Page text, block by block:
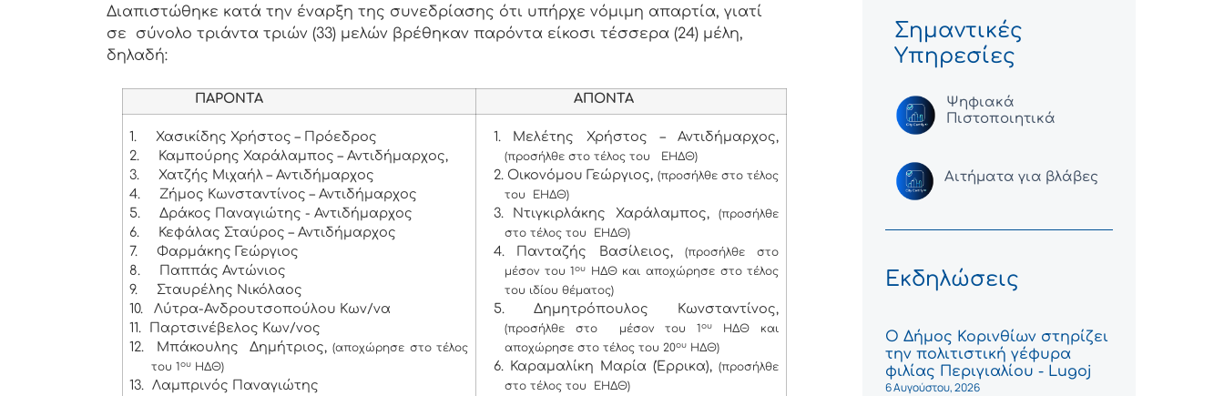
Διαπιστώθηκε κατά την έναρξη της συνεδρίασης ότι υπήρχε νόμιμη απαρτία, γιατί
σε σύνολο τριάντα τριών (33) μελών βρέθηκαν παρόντα είκοσι τέσσερα (24) μέλη,
δηλαδή:
ΠΑΡΟΝΤΑ ΑΠΟΝΤΑ
1.
Χασικίδης Χρήστος – Πρόεδρος
2.
Καμπούρης Χαράλαμπος – Αντιδήμαρχος,
3.
Χατζής Μιχαήλ – Αντιδήμαρχος
4.
Ζήμος Κωνσταντίνος – Αντιδήμαρχος
5.
Δράκος Παναγιώτης - Αντιδήμαρχος
6.
Κεφάλας Σταύρος – Αντιδήμαρχος
7.
Φαρμάκης Γεώργιος
8.
Παππάς Αντώνιος
9.
Σταυρέλης Νικόλαος
10.
Λύτρα-Ανδρουτσοπούλου Κων/να
11.
Παρτσινέβελος Κων/νος
12.
Μπάκουλης Δημήτριος, (αποχώρησε στο τέλος
του 1 ουΗΔΘ)
13. Λαμπρινός Παναγιώτης
1. Μελέτης Χρήστος – Αντιδήμαρχος,
(προσήλθε στο τέλος του ΕΗΔΘ)
2. Οικονόμου Γεώργιος, (προσήλθε στο τέλος
του ΕΗΔΘ)
3. Ντιγκιρλάκης Χαράλαμπος,(προσήλθε
στο τέλος του ΕΗΔΘ)
4. Πανταζής Βασίλειος, (προσήλθε στο
μέσον του 1ου
ΗΔΘ και αποχώρησε στο τέλος
του ιδίου θέματος)
5. Δημητρόπουλος Κωνσταντίνος,
(προσήλθε στο μέσον του 1ου
ΗΔΘ και
αποχώρησε στο τέλος του 20ουΗΔΘ)
6. Καραμαλίκη Μαρία (Έρρικα),(προσήλθε
στο τέλος του ΕΗΔΘ)
Σημαντικές
Υπηρεσίες
Ψηφιακά
Πιστοποιητικά
Αιτήματα για βλάβες
Εκδηλώσεις
Ο Δήμος Κορινθίων στηρίζει
την πολιτιστική γέφυρα
φιλίας Περιγιαλίου - Lugoj
6 Αυγούστου, 2026